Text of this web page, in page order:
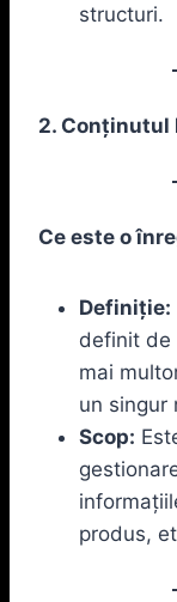
structuri.
2. Conținutul
Ce este o
Definiție:
definit de
mai
un singur
Scop:
produs,